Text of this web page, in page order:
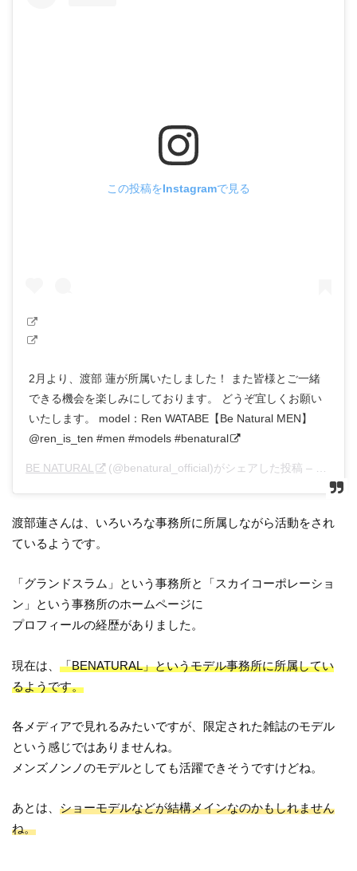
この投稿をInstagramで見る
2月より、渡部 蓮が所属いたしました！ また皆様とご一緒
できる機会を楽しみにしております。 どうぞ宜しくお願い
いたします。 model：Ren WATABE【Be Natural MEN】
@ren_is_ten #men #models #benatural
BE NATURAL (@benatural_official)がシェアした投稿 –
渡部蓮さんは、いろいろな事務所に所属しながら活動をされ
ているようです。
「グランドスラム」という事務所と「スカイコーポレーショ
ン」という事務所のホームページに
プロフィールの経歴がありました。
現在は、「BENATURAL」というモデル事務所に所属してい
るようです。
各メディアで見れるみたいですが、限定された雑誌のモデル
という感じではありませんね。
メンズノンノのモデルとしても活躍できそうですけどね。
あとは、ショーモデルなどが結構メインなのかもしれません
ね。